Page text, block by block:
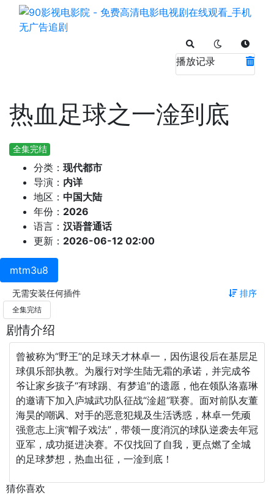
播放记录
热血足球之一淦到底
全集完结
分类： 现代都市
导演： 内详
地区： 中国大陆
年份： 2026
语言： 汉语普通话
更新： 2026-06-12 02:00
mtm3u8
无需安装任何插件 排序
全集完结
剧情介绍
曾被称为“野王”的足球天才林卓一，因伤退役后在基层足
球俱乐部执教。为履行对学生陆无霜的承诺，并完成爷
爷让家乡孩子“有球踢、有梦追”的遗愿，他在领队洛嘉琳
的邀请下加入庐城武功队征战“淦超”联赛。面对前队友董
海昊的嘲讽、对手的恶意犯规及生活诱惑，林卓一凭顽
强意志上演“帽子戏法”，带领一度消沉的球队逆袭去年冠
亚军，成功挺进决赛。不仅找回了自我，更点燃了全城
的足球梦想，热血出征，一淦到底！
猜你喜欢